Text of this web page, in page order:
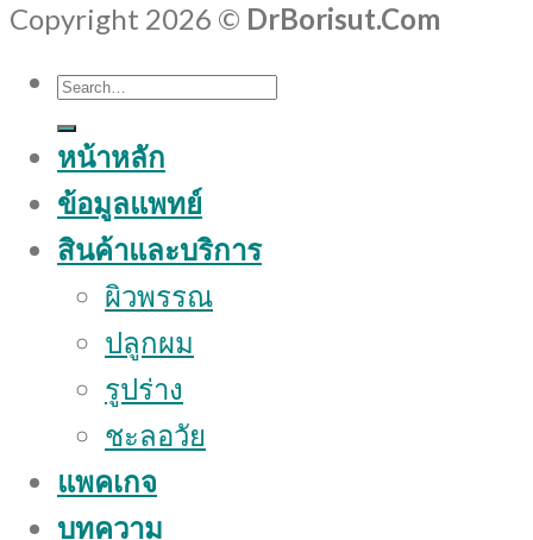
Copyright 2026 © DrBorisut.Com
Search
หน้าหลัก
ข้อมูลแพทย์
สินค้าและบริการ
ผิวพรรณ
ปลูกผม
รูปร่าง
ชะลอวัย
แพคเกจ
บทความ